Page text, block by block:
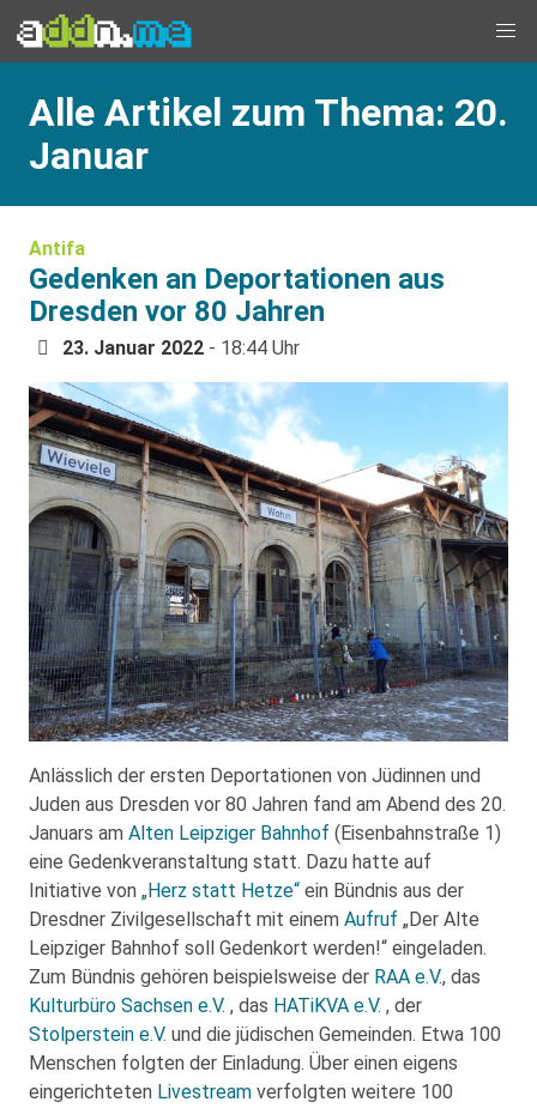
Alle Artikel zum Thema: 20.
Januar
Antifa
Gedenken an Deportationen aus
Dresden vor 80 Jahren
23. Januar 2022 - 18:44 Uhr
Anlässlich der ersten Deportationen von Jüdinnen und
Juden aus Dresden vor 80 Jahren fand am Abend des 20.
Januars am Alten Leipziger Bahnhof (Eisenbahnstraße 1)
eine Gedenkveranstaltung statt. Dazu hatte auf
Initiative von „Herz statt Hetze“ ein Bündnis aus der
Dresdner Zivilgesellschaft mit einem Aufruf „Der Alte
Leipziger Bahnhof soll Gedenkort werden!“ eingeladen.
Zum Bündnis gehören beispielsweise der RAA e.V., das
Kulturbüro Sachsen e.V. , das HATiKVA e.V. , der
Stolperstein e.V. und die jüdischen Gemeinden. Etwa 100
Menschen folgten der Einladung. Über einen eigens
eingerichteten Livestream verfolgten weitere 100